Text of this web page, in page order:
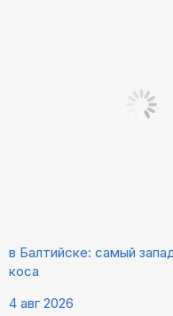
в Балтийске: самый
коса
4 авг 2026